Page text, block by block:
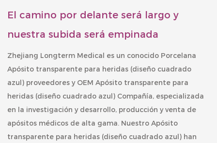
El camino por delante será largo y
nuestra subida será empinada
Zhejiang Longterm Medical es un conocido Porcelana
Apósito transparente para heridas (diseño cuadrado
azul) proveedores y OEM Apósito transparente para
heridas (diseño cuadrado azul) Compañía, especializada
en la investigación y desarrollo, producción y venta de
apósitos médicos de alta gama. Nuestro Apósito
transparente para heridas (diseño cuadrado azul) han